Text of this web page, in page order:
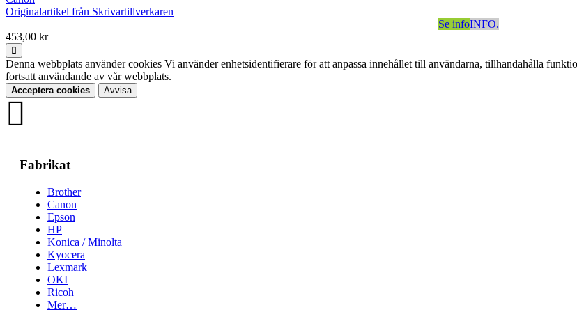
Originalartikel från Skrivartillverkaren
Se infoINFO.
453,00 kr
Denna webbplats använder cookies Vi använder enhetsidentifierare för att anpassa innehållet till användarna, tillhandahålla
fortsatt användande av vår webbplats.
Acceptera cookies Avvisa
Fabrikat
Brother
Canon
Epson
HP
Konica / Minolta
Kyocera
Lexmark
OKI
Ricoh
Mer…